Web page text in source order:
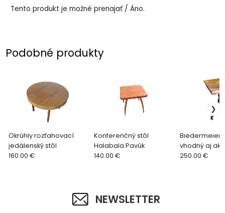
Tento produkt je možné prenajať / Áno.
Podobné produkty
Okrúhly rozťahovací
jedálenský stôl
160.00 €
Konferenčný stôl
Halabala Pavúk
140.00 €
Biedermeier
vhodný aj ako
konferenčný
250.00 €
NEWSLETTER